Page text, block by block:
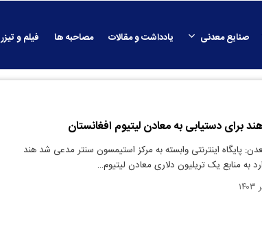
صنایع معدنی یادداشت و مقالات مصاحبه ها فیلم و تیزر
برای دستیابی به معادن لیتیوم افغانستان
پایگاه اینترنتی وابسته به مرکز استیمسون سنتر مدعی شد هند
به منابع یک تریلیون دلاری معادن لیتیوم…